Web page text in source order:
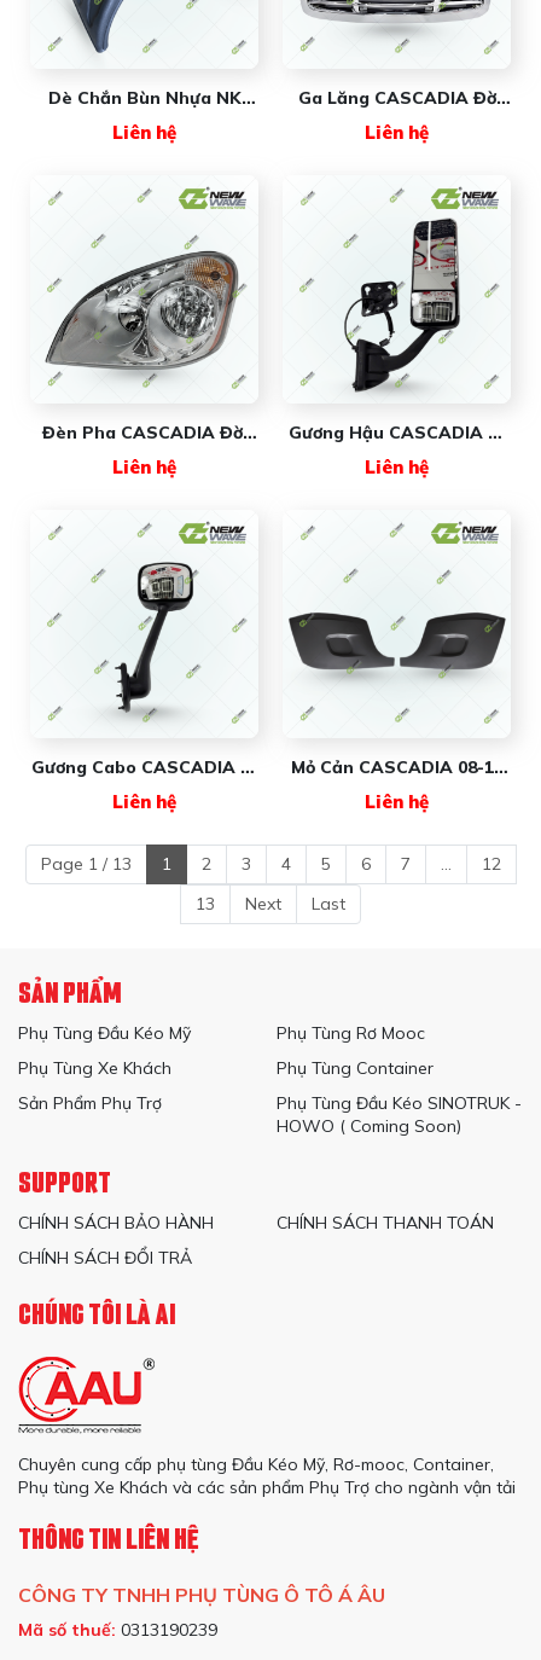
Dè Chắn Bùn Nhựa NK
000132 New Wave
Liên hệ
Ga Lăng CASCADIA Đời
(#A1719112000) New
Liên hệ
Đèn Pha CASCADIA Đời
New Wave
Liên hệ
Gương Hậu CASCADIA Xi
FR060BR/L New Wave
Liên hệ
Gương Cabo CASCADIA Xi
FR059BR/L New Wave
Liên hệ
Mỏ Cản CASCADIA 08-17
Wave
Liên hệ
Page 1 / 13 1 2 3 4 5 6 7 ...
12
13
Next Last
SẢN PHẨM
Phụ Tùng Đầu Kéo Mỹ
Phụ Tùng Rơ Mooc
Phụ Tùng Xe Khách
Phụ Tùng Container
Sản Phẩm Phụ Trợ
Phụ Tùng Đầu Kéo SINOTRUK -
HOWO ( Coming Soon)
SUPPORT
CHÍNH SÁCH BẢO HÀNH
CHÍNH SÁCH THANH TOÁN
CHÍNH SÁCH ĐỔI TRẢ
CHÚNG TÔI LÀ AI
Chuyên cung cấp phụ tùng Đầu Kéo Mỹ, Rơ-mooc, Container,
Phụ tùng Xe Khách và các sản phẩm Phụ Trợ cho ngành vận tải
THÔNG TIN LIÊN HỆ
CÔNG TY TNHH PHỤ TÙNG Ô TÔ Á ÂU
Mã số thuế: 0313190239